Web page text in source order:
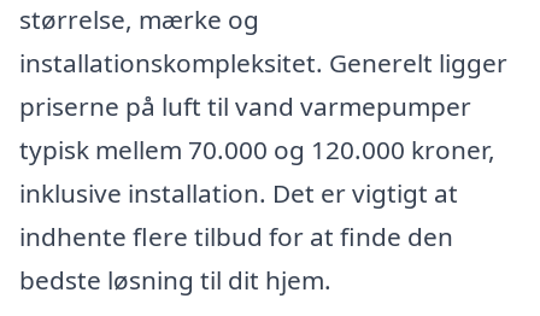
størrelse, mærke og
installationskompleksitet. Generelt ligger
priserne på luft til vand varmepumper
typisk mellem 70.000 og 120.000 kroner,
inklusive installation. Det er vigtigt at
indhente flere tilbud for at finde den
bedste løsning til dit hjem.